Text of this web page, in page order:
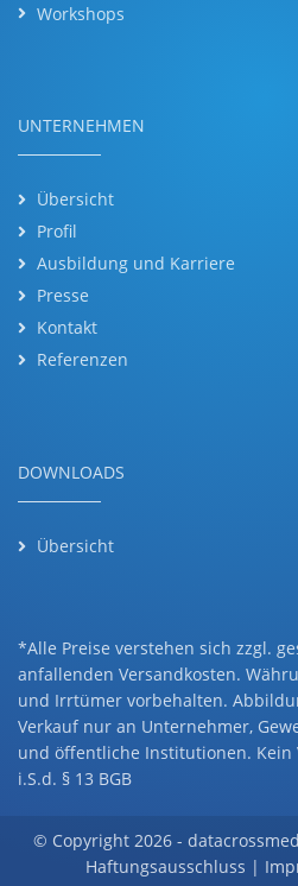
Workshops
UNTERNEHMEN
Übersicht
Profil
Ausbildung und Karriere
Presse
Kontakt
Referenzen
DOWNLOADS
Übersicht
*Alle Preise verstehen sich zzgl.
anfallenden Versandkosten.
und Irrtümer vorbehalten.
Verkauf nur an Unternehmer,
und öffentliche Institutionen. Kein
i.S.d. § 13 BGB
© Copyright 2026 -
Haftungsausschluss |